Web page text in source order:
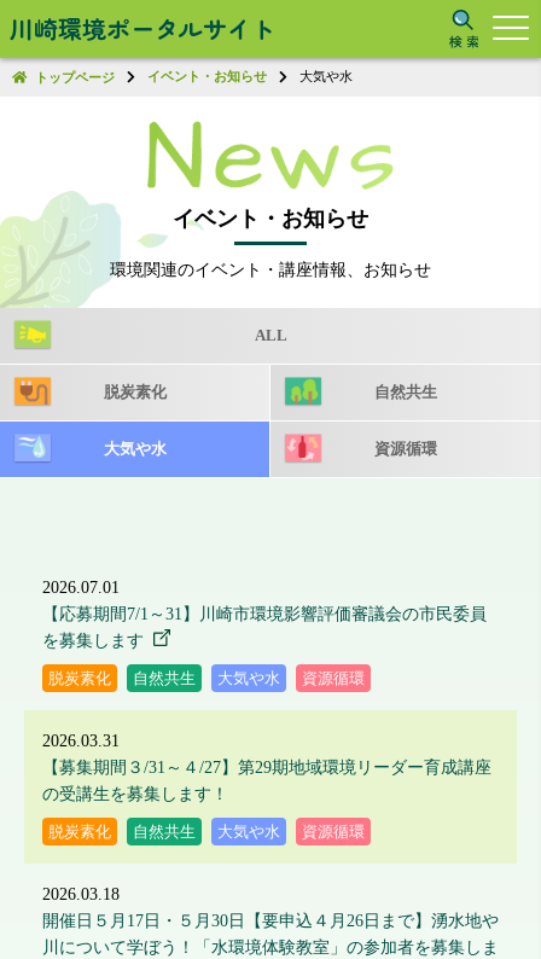
川崎環境ポータルサイト
トップページ イベント・お知らせ 大気や水
イベント・お知らせ
環境関連のイベント・講座情報、お知らせ
ALL
脱炭素化 自然共生
大気や水 資源循環
2026.07.01
【応募期間7/1～31】川崎市環境影響評価審議会の市民委員
を募集します
脱炭素化 自然共生 大気や水 資源循環
2026.03.31
【募集期間３/31～４/27】第29期地域環境リーダー育成講座
の受講生を募集します！
脱炭素化 自然共生 大気や水 資源循環
2026.03.18
開催日５月17日・５月30日【要申込４月26日まで】湧水地や
川について学ぼう！「水環境体験教室」の参加者を募集しま